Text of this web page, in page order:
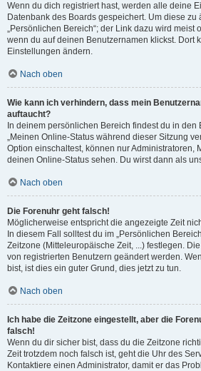
Wenn du dich registriert hast, werden alle deine
Datenbank des Boards gespeichert. Um diese zu
„Persönlichen Bereich“; der Link dazu wird meist
wenn du auf deinen Benutzernamen klickst. Dort
Einstellungen ändern.
Nach oben
Wie kann ich verhindern, dass mein
auftaucht?
In deinem persönlichen Bereich findest du in
„Meinen Online-Status während dieser Sitzung
Option einschaltest, können nur Administratoren,
deinen Online-Status sehen. Du wirst dann als
Nach oben
Die Forenuhr geht falsch!
Möglicherweise entspricht die angezeigte Zeit
In diesem Fall solltest du im „Persönlichen
Zeitzone (Mitteleuropäische Zeit, ...) festlegen.
von registrierten Benutzern geändert werden.
bist, ist dies ein guter Grund, dies jetzt zu tun.
Nach oben
Ich habe die Zeitzone eingestellt, aber die
falsch!
Wenn du dir sicher bist, dass du die Zeitzone
Zeit trotzdem noch falsch ist, geht die Uhr des
Kontaktiere einen Administrator, damit er das